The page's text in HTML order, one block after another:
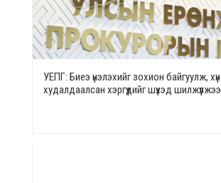
УЕПГ: Биеэ үнэлэхийг зохион байгуулж, хүн
худалдаалсан хэргүүдийг шүүхэд шилжүүлжээ